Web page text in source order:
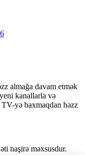
almağa davam etmək
kanallarla və
yə baxmaqdan həzz
naşirə məxsusdur.